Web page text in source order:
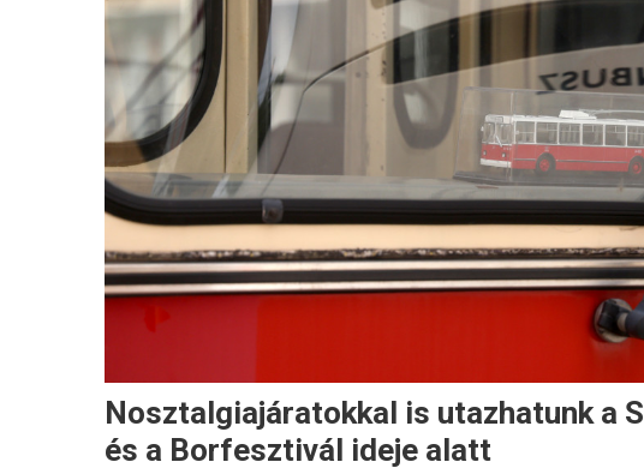
Nosztalgiajáratokkal is utazhatunk a
és a Borfesztivál ideje alatt